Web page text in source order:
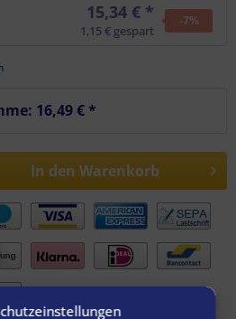
15,34 € *
1,15 € gespart
-7%
16,49 €*
In den Warenkorb